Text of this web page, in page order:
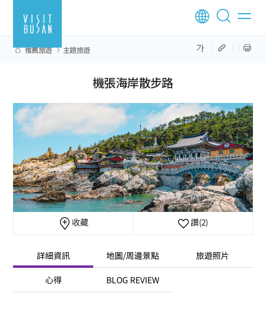
推薦旅遊 主題旅遊
機張海岸散步路
收藏 讚(2)
詳細資訊 地圖/周邊景點 旅遊照片
心得 BLOG REVIEW